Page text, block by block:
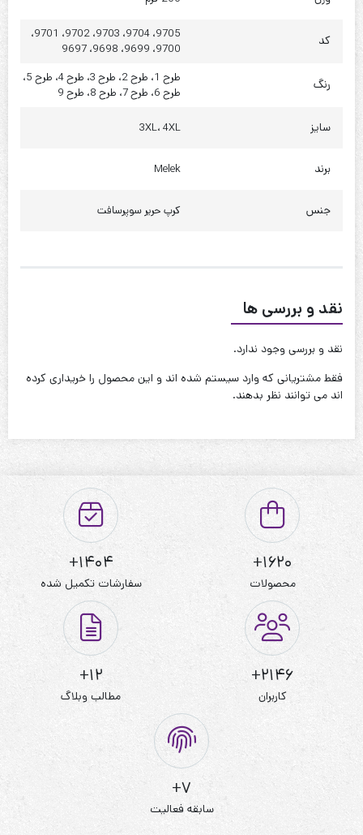
دور باسن : 120 تا 125
چارت 4XL
حلقه آستین : 75 سانت
کیفیت دوخت:عالی
قابل شستشو:دارد
نحوه شستشو:با آب 40 درجه و بدون استفاده از مایعات سفیدکننده
کد
9705، 9704، 9703، 9702، 9701،
9700، 9699، 9698، 9697
رنگ
طرح 1، طرح 2، طرح 3، طرح 4، طرح 5،
طرح 6، طرح 7، طرح 8، طرح 9
سایز 3XL، 4XL
برند Melek
جنس کرپ حریر سوپرسافت
نقد و بررسی ها
نقد و بررسی وجود ندارد.
فقط مشتریانی که وارد سیستم شده اند و این محصول را خریداری کرده
اند می توانند نظر بدهند.
1620+
محصولات
1404+
سفارشات تکمیل شده
2146+
کاربران
12+
مطالب وبلاگ
7+
سابقه فعالیت